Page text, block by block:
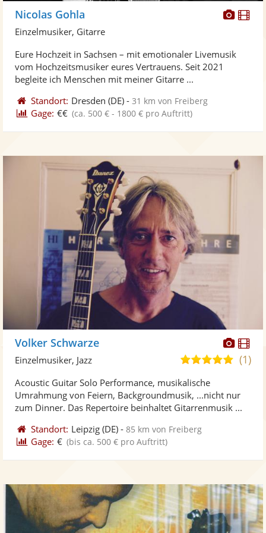
Fotos
Nicolas Gohla
Einzelmusiker, Gitarre
Eure Hochzeit in Sachsen – mit emotionaler Livemusik
vom Hochzeitsmusiker eures Vertrauens. Seit 2021
begleite ich Menschen mit meiner Gitarre ...
Standort: Dresden (DE) -31 km von Freiberg
Gage: €€ (ca. 500 € - 1800 € pro Auftritt)
Volker Schwarze
5,0(1)
Einzelmusiker, Jazz
Acoustic Guitar Solo Performance, musikalische
Umrahmung von Feiern, Backgroundmusik, ...nicht nur
zum Dinner. Das Repertoire beinhaltet Gitarrenmusik ...
Standort: Leipzig (DE) -85 km von Freiberg
Gage: € (bis ca. 500 € pro Auftritt)